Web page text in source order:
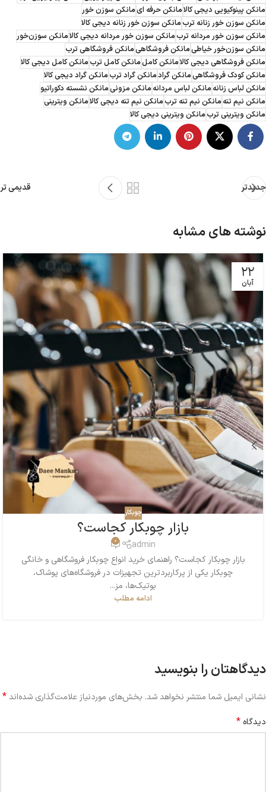
مانکن پینوکیویی دیجی کالامانکن حرفه ایمانکن سوزن خور
مانکن سوزن خور زنانه تربمانکن سوزن خور زنانه دیجی کالا
مانکن سوزن خور مردانه تربمانکن سوزن خور مردانه دیجی کالامانکن سوزن‌خور
مانکن سوزن‌خور خیاطیمانکن فروشگاهیمانکن فروشگاهی ترب
مانکن فروشگاهی دیجی کالامانکن کاملمانکن کامل تربمانکن کامل دیجی کالا
مانکن کودک فروشگاهیمانکن گرادمانکن گراد تربمانکن گراد دیجی کالا
مانکن لباس زنانهمانکن لباس مردانهمانکن مزونیمانکن نشسته دکوراتیو
مانکن نیم تنهمانکن نیم تنه تربمانکن نیم تنه دیجی کالامانکن ویترینی
مانکن ویترینی تربمانکن ویترینی دیجی کالا
جدیدتر قدیمی تر
نوشته های مشابه
22
آبان
چوبکار
بازار چوبکار کجاست؟
admin
0
بازار چوبکار کجاست؟ راهنمای خرید انواع چوبکار فروشگاهی و خانگی
چوبکار یکی از پرکاربردترین تجهیزات در فروشگاه‌های پوشاک،
بوتیک‌ها، مز...
ادامه مطلب
دیدگاهتان را بنویسید
نشانی ایمیل شما منتشر نخواهد شد. بخش‌های موردنیاز علامت‌گذاری شده‌اند*
دیدگاه *